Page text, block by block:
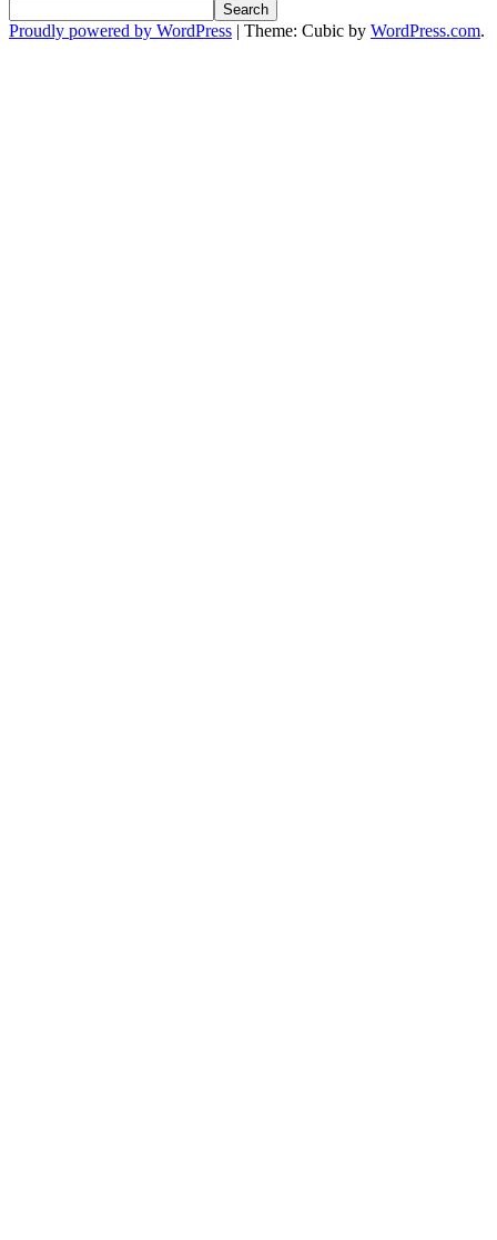
Search
Proudly powered by WordPress Theme: Cubic by WordPress.com.